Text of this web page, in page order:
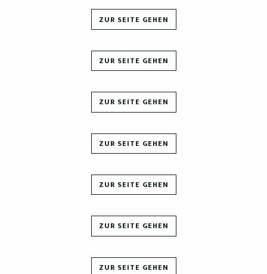
ZUR SEITE GEHEN
ZUR SEITE GEHEN
ZUR SEITE GEHEN
ZUR SEITE GEHEN
ZUR SEITE GEHEN
ZUR SEITE GEHEN
ZUR SEITE GEHEN